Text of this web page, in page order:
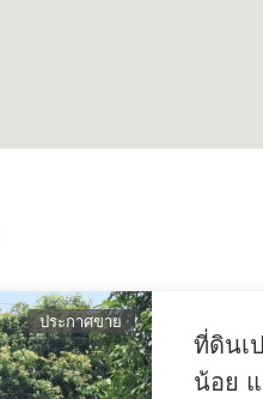
ประกาศขาย
ที่ดินเ
น้อย